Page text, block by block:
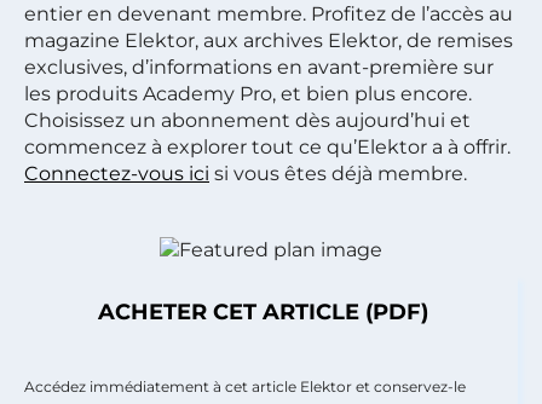
entier en devenant membre. Profitez de l’accès au
magazine Elektor, aux archives Elektor, de remises
exclusives, d’informations en avant-première sur
les produits Academy Pro, et bien plus encore.
Choisissez un abonnement dès aujourd’hui et
commencez à explorer tout ce qu’Elektor a à offrir.
Connectez-vous ici si vous êtes déjà membre.
ACHETER CET ARTICLE (PDF)
Accédez immédiatement à cet article Elektor et conservez-le